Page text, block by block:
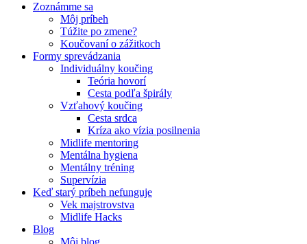
Zoznámme sa
Môj príbeh
Túžite po zmene?
Koučovaní o zážitkoch
Formy sprevádzania
Individuálny koučing
Teória hovorí
Cesta podľa špirály
Vzťahový koučing
Cesta srdca
Kríza ako vízia posilnenia
Midlife mentoring
Mentálna hygiena
Mentálny tréning
Supervízia
Keď starý príbeh nefunguje
Vek majstrovstva
Midlife Hacks
Blog
Môj blog